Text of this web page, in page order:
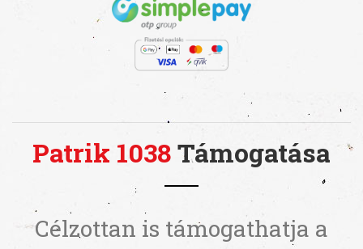
Patrik 1038Támogatása
Célzottan is támogathatja a